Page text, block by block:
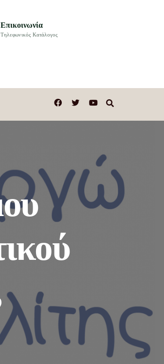
Επικοινωνία
Τηλεφωνικός Κατάλογος